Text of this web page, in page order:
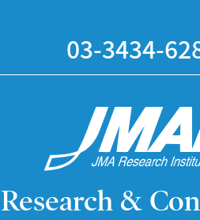
03-3434-
Research &